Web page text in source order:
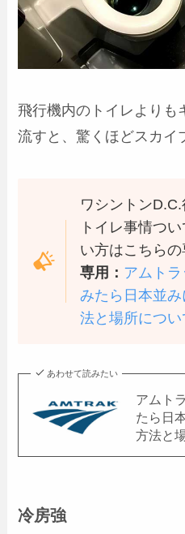
飛行機内のトイレよりも
流すと、驚くほどスカイ
ワシントン
トイレ事情つ
い方はこちら
専用： アムト
みたら日本並
法と場所につい
あわせて読みたい
アムト
たら日
方法と
冷房強